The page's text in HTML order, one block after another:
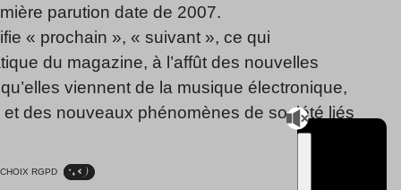
parution date de 2007.
« prochain », « suivant », ce qui
du magazine, à l’affût des nouvelles
viennent de la musique électronique,
des nouveaux phénomènes de société liés
CHOIX RGPD